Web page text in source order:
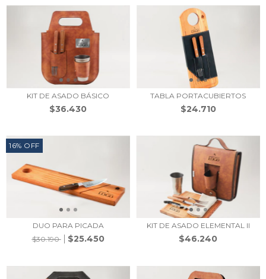
KIT DE ASADO BÁSICO
$36.430
TABLA PORTACUBIERTOS
$24.710
16% OFF
DUO PARA PICADA
$30.190
$25.450
KIT DE ASADO ELEMENTAL II
$46.240